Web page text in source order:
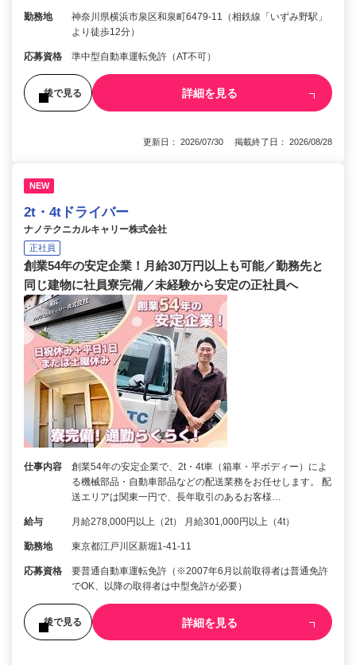
勤務地
神奈川県横浜市泉区和泉町6479-11（相鉄線「いずみ野駅」
より徒歩12分）
応募資格 準中型自動車運転免許（AT不可）
後で見る 詳細を見る
更新日： 2026/07/30 掲載終了日： 2026/08/28
NEW
2t・4tドライバー
ナノテクニカルキャリー株式会社
正社員
創業54年の安定企業！月給30万円以上も可能／勤務先と
同じ建物に社員寮完備／未経験から安定の正社員へ
仕事内容
創業54年の安定企業で、2t・4t車（箱車・平ボディー）によ
る機械部品・自動車部品などの配送業務をお任せします。 配
送エリアは関東一円で、長年取引のあるお客様…
給与 月給278,000円以上（2t） 月給301,000円以上（4t）
勤務地 東京都江戸川区新堀1-41-11
応募資格
要普通自動車運転免許（※2007年6月以前取得者は普通免許
でOK、以降の取得者は中型免許が必要）
後で見る 詳細を見る